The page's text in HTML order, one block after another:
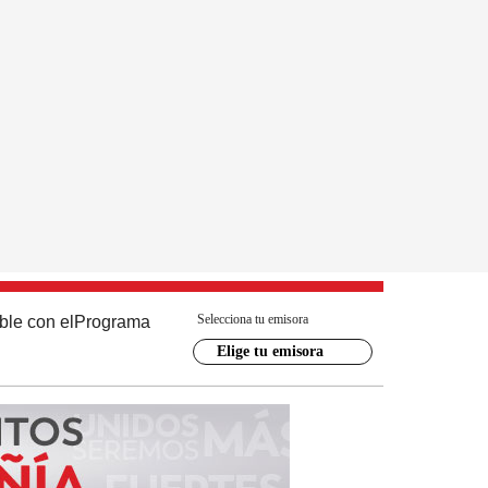
con el Programa Selecciona tu emisora
Elige tu emisora